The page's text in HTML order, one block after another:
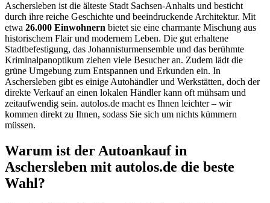
Aschersleben ist die älteste Stadt Sachsen-Anhalts und besticht
durch ihre reiche Geschichte und beeindruckende Architektur. Mit
etwa 26.000 Einwohnern bietet sie eine charmante Mischung aus
historischem Flair und modernem Leben. Die gut erhaltene
Stadtbefestigung, das Johannisturmensemble und das berühmte
Kriminalpanoptikum ziehen viele Besucher an. Zudem lädt die
grüne Umgebung zum Entspannen und Erkunden ein. In
Aschersleben gibt es einige Autohändler und Werkstätten, doch der
direkte Verkauf an einen lokalen Händler kann oft mühsam und
zeitaufwendig sein. autolos.de macht es Ihnen leichter – wir
kommen direkt zu Ihnen, sodass Sie sich um nichts kümmern
müssen.
Warum ist der Autoankauf in
Aschersleben mit autolos.de die beste
Wahl?